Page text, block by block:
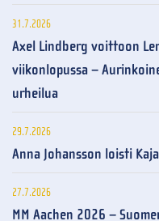
31.7.2026
Axel Lindberg voittoon
viikonlopussa –
urheilua
29.7.2026
Anna Johansson loisti
27.7.2026
MM Aachen 2026 –